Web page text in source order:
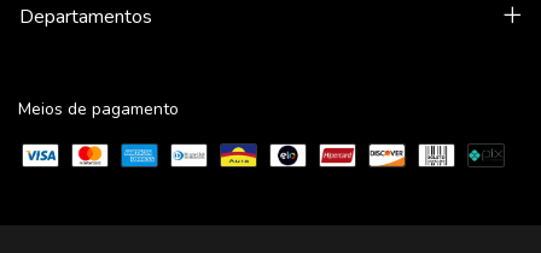
Departamentos
Meios de pagamento